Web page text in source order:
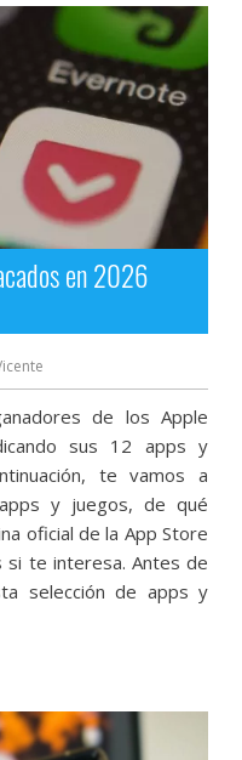
en 2026
de los Apple
sus 12 apps y
te vamos a
y juegos, de qué
oficial de la App Store
si te interesa. Antes de
selección de apps y